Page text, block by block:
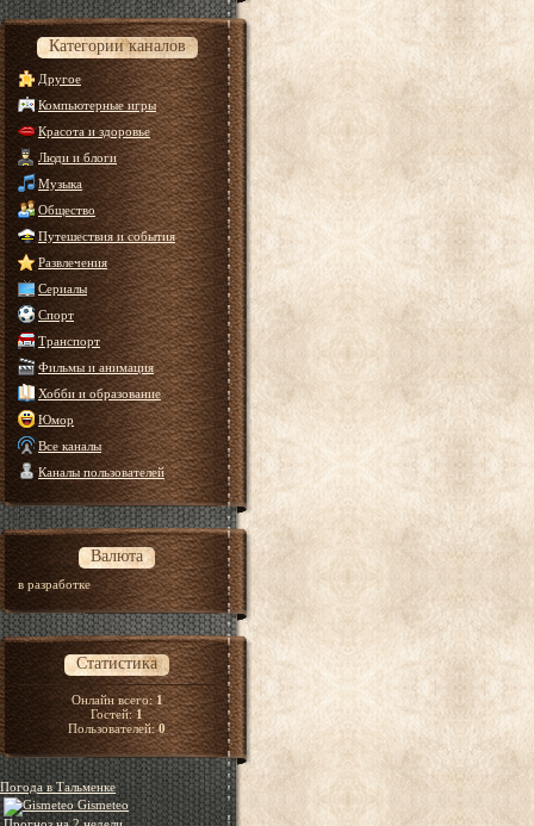
Категории каналов
Другое
Компьютерные игры
Красота и здоровье
Люди и блоги
Музыка
Общество
Путешествия и события
Развлечения
Сериалы
Спорт
Транспорт
Фильмы и анимация
Хобби и образование
Юмор
Все каналы
Каналы пользователей
Валюта
в разработке
Статистика
Онлайн всего:1
Гостей:1
Пользователей:0
Погода в Тальменке
Gismeteo
Прогноз на 2 недели